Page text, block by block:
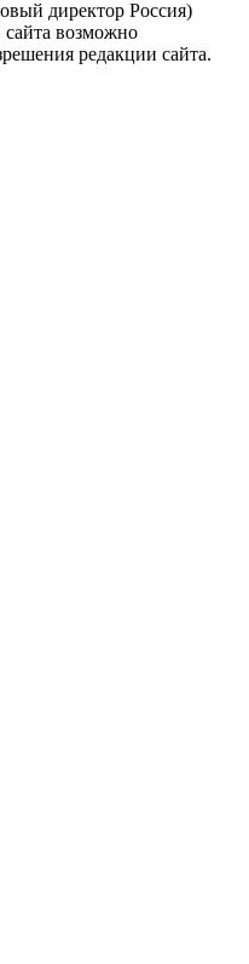
директор Россия)
возможно
редакции сайта.